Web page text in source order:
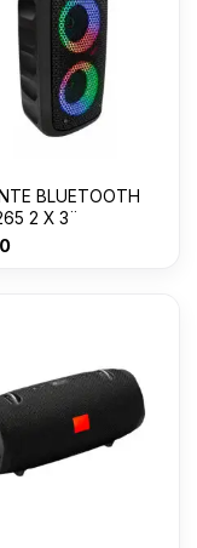
BLUETOOTH
2 X 3¨